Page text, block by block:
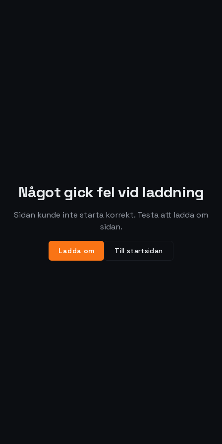
Något gick fel vid laddning
Sidan kunde inte starta korrekt. Testa att ladda om
sidan.
Ladda om Till startsidan